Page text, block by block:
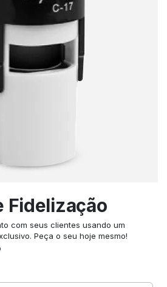
Fidelização
com seus clientes usando um
Peça o seu hoje mesmo!